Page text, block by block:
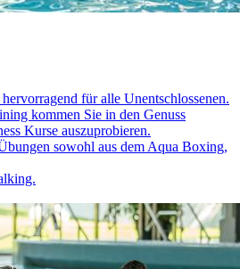
für alle Unentschlossenen.
kommen Sie in den Genuss
Kurse auszuprobieren.
sowohl aus dem Aqua Boxing,